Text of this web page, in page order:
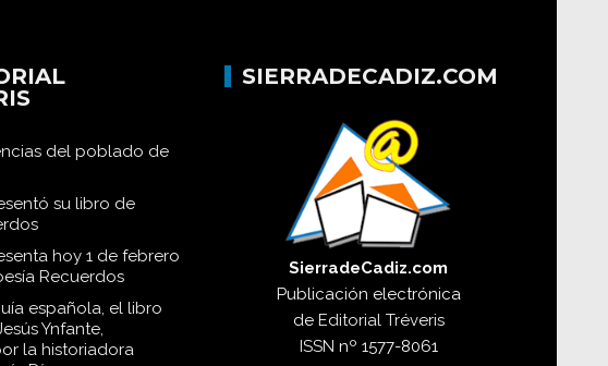
del poblado de
su libro de
hoy 1 de febrero
Recuerdos
española, el libro
Ynfante,
la historiadora
SIERRADECADIZ.COM
SierradeCadiz.com
Publicación electrónica
de Editorial Tréveris
ISSN nº 1577-8061